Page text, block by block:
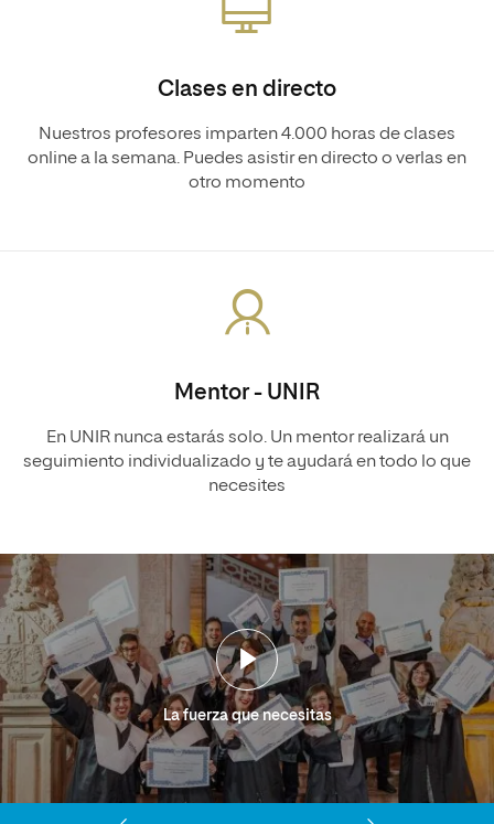
Clases en directo
Nuestros profesores imparten 4.000 horas de clases
online a la semana. Puedes asistir en directo o verlas en
otro momento
Mentor - UNIR
En UNIR nunca estarás solo. Un mentor realizará un
seguimiento individualizado y te ayudará en todo lo que
necesites
La fuerza que necesitas